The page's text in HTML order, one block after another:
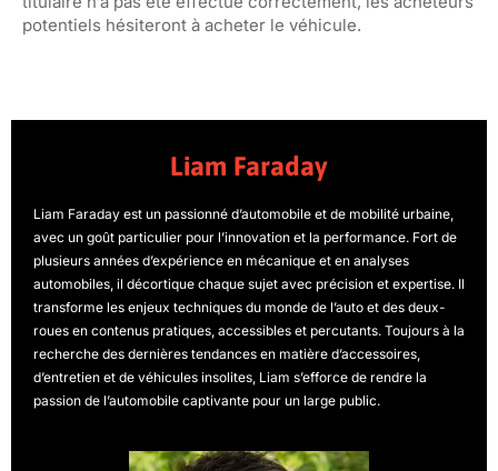
potentiels hésiteront à acheter le véhicule.
Liam Faraday
Liam Faraday est un passionné d’automobile et de mobilité urbaine,
avec un goût particulier pour l’innovation et la performance. Fort de
plusieurs années d’expérience en mécanique et en analyses
automobiles, il décortique chaque sujet avec précision et expertise. Il
transforme les enjeux techniques du monde de l’auto et des deux-
roues en contenus pratiques, accessibles et percutants. Toujours à la
recherche des dernières tendances en matière d’accessoires,
d’entretien et de véhicules insolites, Liam s’efforce de rendre la
passion de l’automobile captivante pour un large public.